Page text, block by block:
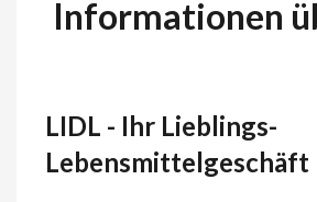
Informationen
LIDL - Ihr Lieblings-
Lebensmittelgeschäft